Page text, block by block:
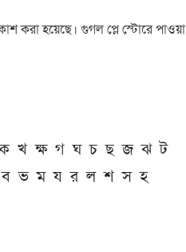
করা হয়েছে। গুগল প্লে স্টোরে পাওয়া
খ ক্ষ গ ঘ চ ছ জ ঝ ট
ব ভ ম য র ল শ স হ